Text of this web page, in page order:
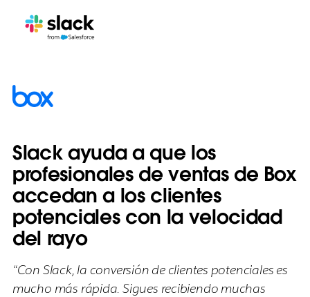
Slack ayuda a que los
profesionales de ventas de Box
accedan a los clientes
potenciales con la velocidad
del rayo
“Con Slack, la conversión de clientes potenciales es
mucho más rápida. Sigues recibiendo muchas